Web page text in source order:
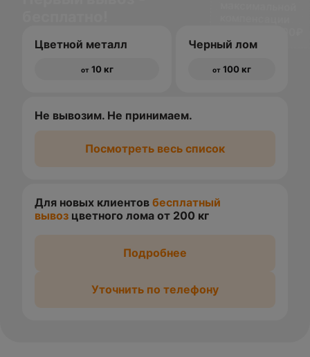
Цветной металл
от 10 кг
Черный лом
от 100 кг
Не вывозим. Не принимаем.
Посмотреть весь список
Для новых клиентов бесплатный
вывоз цветного лома от 200 кг
Подробнее
Уточнить по телефону